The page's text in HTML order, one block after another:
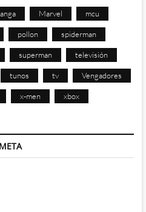
Marvel mcu
pollon spiderman
superman televisión
tunos tv Vengadores
x-men xbox
META